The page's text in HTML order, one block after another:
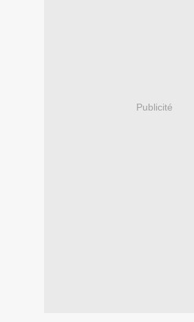
Publicité